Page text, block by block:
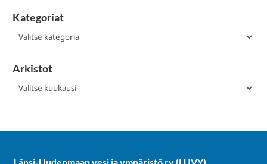
Kategoriat
Kategoriat
Arkistot
Arkistot